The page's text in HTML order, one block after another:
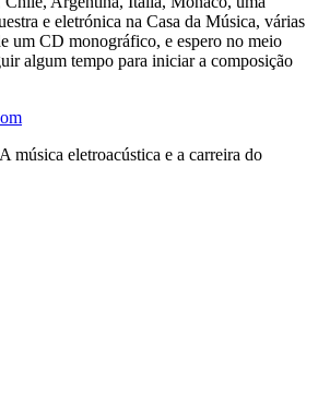
e eletrónica na Casa da Música, várias
um CD monográfico, e espero no meio
algum tempo para iniciar a composição